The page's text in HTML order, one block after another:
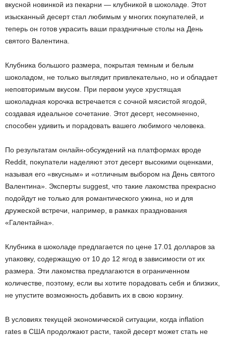
вкусной новинкой из пекарни — клубникой в шоколаде. Этот
изысканный десерт стал любимым у многих покупателей, и
теперь он готов украсить ваши праздничные столы на День
святого Валентина.
Клубника большого размера, покрытая темным и белым
шоколадом, не только выглядит привлекательно, но и обладает
неповторимым вкусом. При первом укусе хрустящая
шоколадная корочка встречается с сочной мясистой ягодой,
создавая идеальное сочетание. Этот десерт, несомненно,
способен удивить и порадовать вашего любимого человека.
По результатам онлайн-обсуждений на платформах вроде
Reddit, покупатели наделяют этот десерт высокими оценками,
называя его «вкусным» и «отличным выбором на День святого
Валентина». Эксперты suggest, что такие лакомства прекрасно
подойдут не только для романтического ужина, но и для
дружеской встречи, например, в рамках празднования
«Галентайна».
Клубника в шоколаде предлагается по цене 17.01 долларов за
упаковку, содержащую от 10 до 12 ягод в зависимости от их
размера. Эти лакомства предлагаются в ограниченном
количестве, поэтому, если вы хотите порадовать себя и близких,
не упустите возможность добавить их в свою корзину.
В условиях текущей экономической ситуации, когда inflation
rates в США продолжают расти, такой десерт может стать не